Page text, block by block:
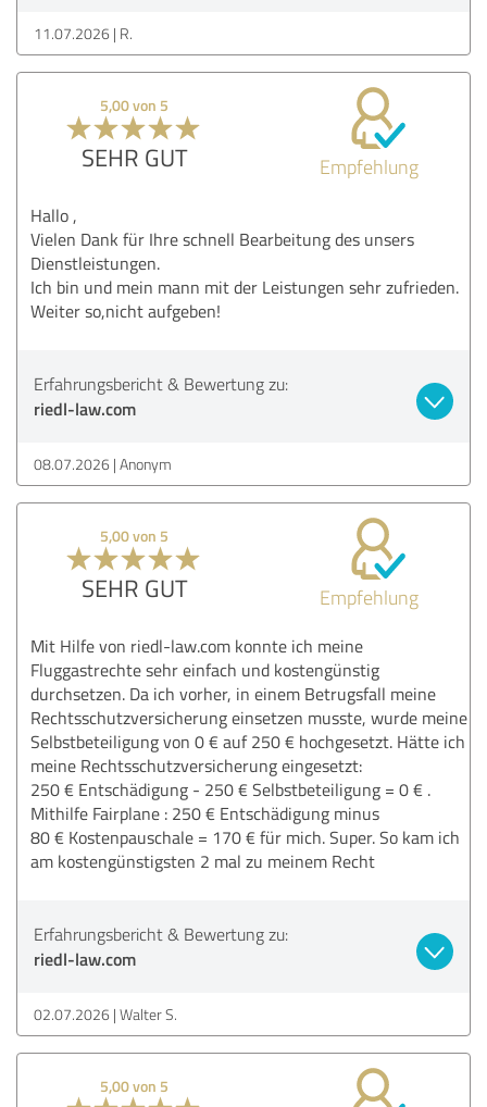
11.07.2026 R.
5,00 von 5
SEHR GUT Empfehlung
Hallo ,
Vielen Dank für Ihre schnell Bearbeitung des unsers
Dienstleistungen.
Ich bin und mein mann mit der Leistungen sehr zufrieden.
Weiter so,nicht aufgeben!
Erfahrungsbericht & Bewertung zu:
riedl-law.com
08.07.2026 Anonym
5,00 von 5
SEHR GUT Empfehlung
Mit Hilfe von riedl-law.com konnte ich meine
Fluggastrechte sehr einfach und kostengünstig
durchsetzen. Da ich vorher, in einem Betrugsfall meine
Rechtsschutzversicherung einsetzen musste, wurde meine
Selbstbeteiligung von 0 € auf 250 € hochgesetzt. Hätte ich
meine Rechtsschutzversicherung eingesetzt:
250 € Entschädigung - 250 € Selbstbeteiligung = 0 € .
Mithilfe Fairplane : 250 € Entschädigung minus
80 € Kostenpauschale = 170 € für mich. Super. So kam ich
am kostengünstigsten 2 mal zu meinem Recht
Erfahrungsbericht & Bewertung zu:
riedl-law.com
02.07.2026 Walter S.
5,00 von 5